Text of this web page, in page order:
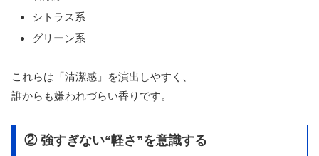
シトラス系
グリーン系
これらは「清潔感」を演出しやすく、
誰からも嫌われづらい香りです。
② 強すぎない“軽さ”を意識する